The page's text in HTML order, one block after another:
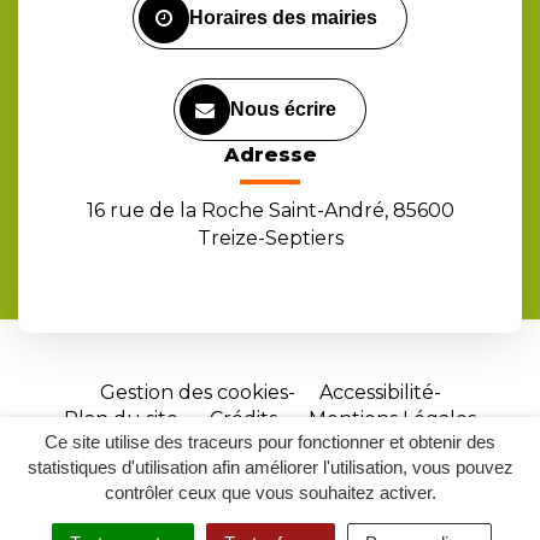
Ce site utilise des traceurs pour fonctionner et obtenir des
statistiques d'utilisation afin améliorer l'utilisation, vous pouvez
contrôler ceux que vous souhaitez activer.
Horaires des mairies
Nous écrire
Adresse
16 rue de la Roche Saint-André, 85600
Treize-Septiers
Gestion des cookies
Accessibilité
Plan du site
Crédits
Mentions Légales
Site
réalisé
par